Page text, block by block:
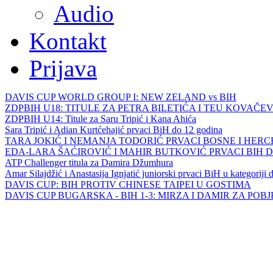
Audio
Kontakt
Prijava
DAVIS CUP WORLD GROUP I: NEW ZELAND vs BIH
ZDPBIH U18: TITULE ZA PETRA BILETIĆA I TEU
ZDPBIH U14: Titule za Saru Tripić i Kana Ahića
Sara Tripić i Adian Kurtćehajić prvaci BiH do 12 godina
TARA JOKIĆ I NEMANJA TODORIĆ PRVACI BOSNE I
EDA-LARA ŠAĆIROVIĆ I MAHIR BUTKOVIĆ PRVACI BIH
ATP Challenger titula za Damira Džumhura
Amar Silajdžić i Anastasija Ignjatić juniorski prvaci BiH u kategoriji
DAVIS CUP: BIH PROTIV CHINESE TAIPEI U GOSTIMA
DAVIS CUP BUGARSKA - BIH 1-3: MIRZA I DAMIR ZA